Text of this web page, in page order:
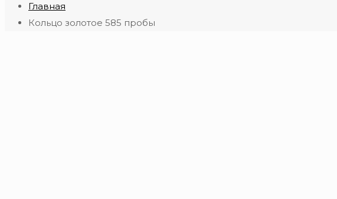
Главная
Кольцо золотое 585 пробы